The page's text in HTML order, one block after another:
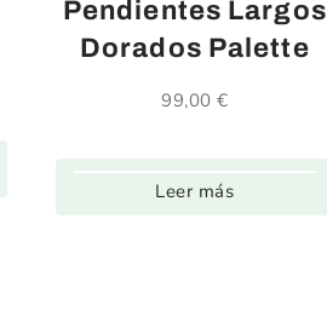
Pendientes Largos
Dorados Palette
99,00€
Leer más